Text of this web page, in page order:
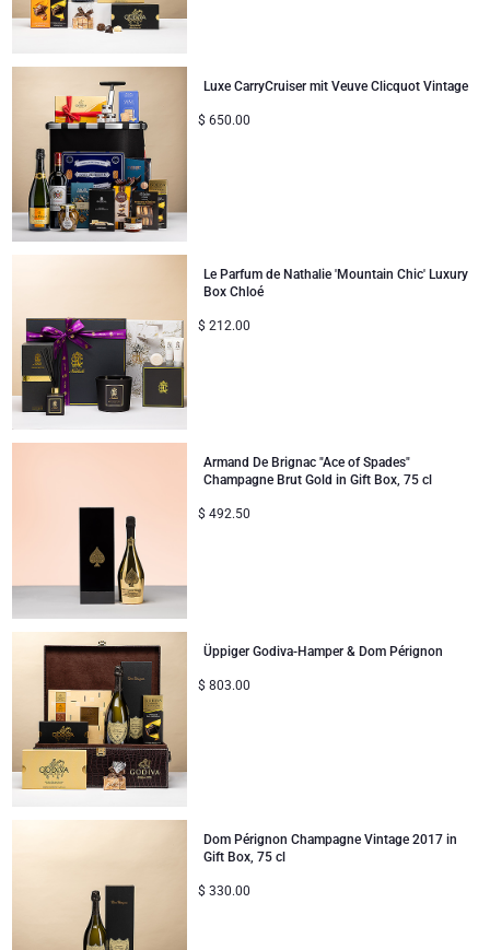
Luxe CarryCruiser mit Veuve Clicquot Vintage
$ 650.00
Le Parfum de Nathalie 'Mountain Chic' Luxury
Box Chloé
$ 212.00
Armand De Brignac "Ace of Spades"
Champagne Brut Gold in Gift Box, 75 cl
$ 492.50
Üppiger Godiva-Hamper & Dom Pérignon
$ 803.00
Dom Pérignon Champagne Vintage 2017 in
Gift Box, 75 cl
$ 330.00